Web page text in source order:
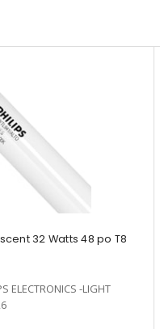
32 Watts 48 po T8
ELECTRONICS -LIGHT